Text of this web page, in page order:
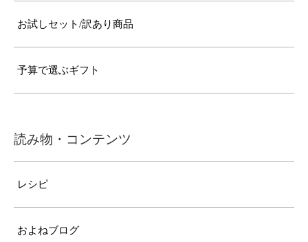
お試しセット/訳あり商品
予算で選ぶギフト
読み物・コンテンツ
レシピ
およねブログ